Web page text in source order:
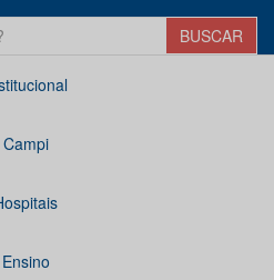
Campi
Ensino